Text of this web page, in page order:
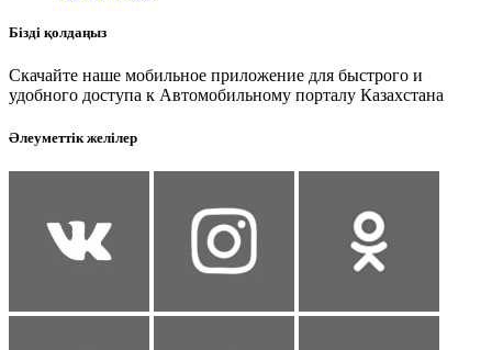
Бізді қолдаңыз
Скачайте наше мобильное приложение для быстрого и
удобного доступа к Автомобильному порталу Казахстана
Әлеуметтік желілер